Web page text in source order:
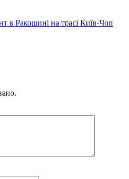
в Ракошині на трасі Київ-Чоп